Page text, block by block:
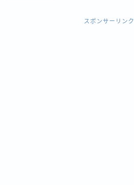
スポンサーリンク